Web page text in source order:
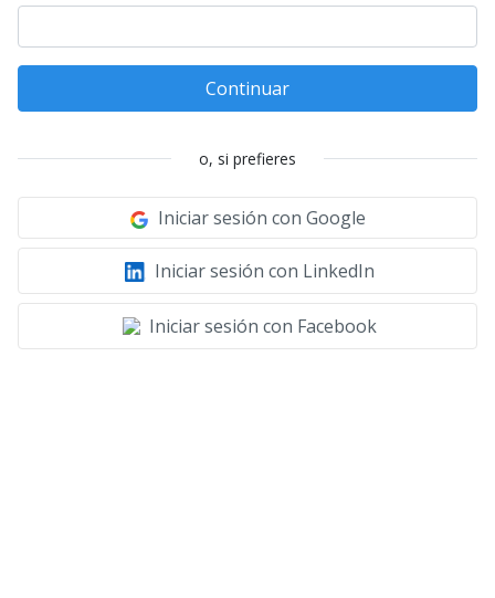
Continuar
o, si prefieres
Iniciar sesión con Google
Iniciar sesión con LinkedIn
Iniciar sesión con Facebook